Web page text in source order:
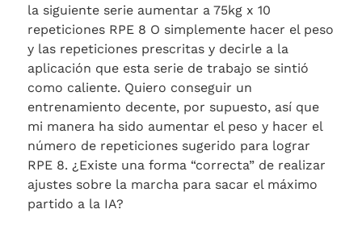
la siguiente serie aumentar a 75kg x 10
repeticiones RPE 8 O simplemente hacer el peso
y las repeticiones prescritas y decirle a la
aplicación que esta serie de trabajo se sintió
como caliente. Quiero conseguir un
entrenamiento decente, por supuesto, así que
mi manera ha sido aumentar el peso y hacer el
número de repeticiones sugerido para lograr
RPE 8. ¿Existe una forma “correcta” de realizar
ajustes sobre la marcha para sacar el máximo
partido a la IA?